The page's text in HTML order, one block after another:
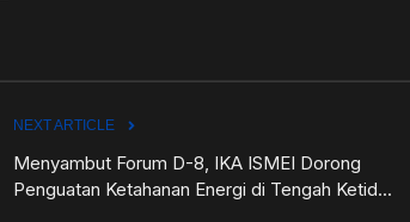
NEXT ARTICLE
Menyambut Forum D-8, IKA ISMEI Dorong
Penguatan Ketahanan Energi di Tengah Ketid...